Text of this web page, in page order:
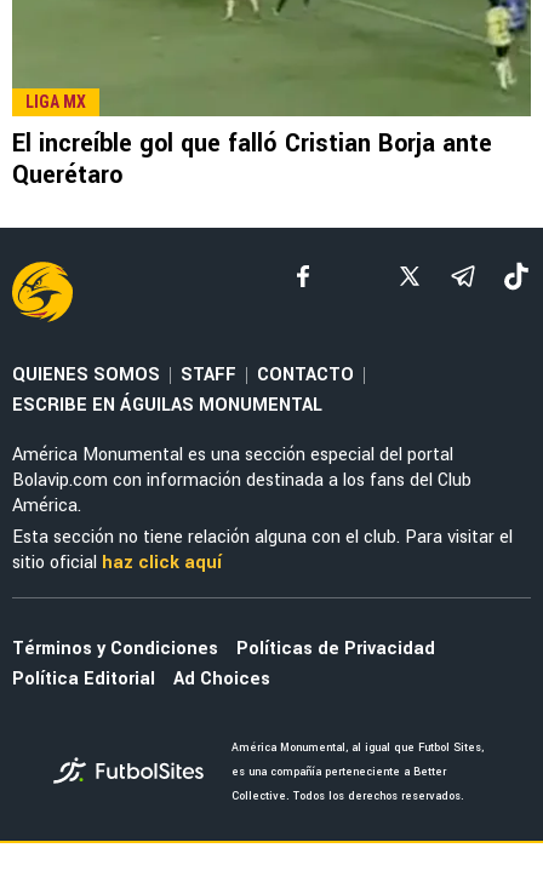
LEE TAMBIÉN
LIGA MX
Cristian Borja y Henry Martín protagonizan
discusión en América